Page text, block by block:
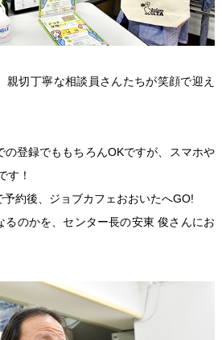
親切丁寧な相談員さんたちが笑顔で迎え
の登録でももちろんOKですが、スマホや
す！
約後、ジョブカフェおおいたへGO!
るのかを、センター長の安東 俊さんにお